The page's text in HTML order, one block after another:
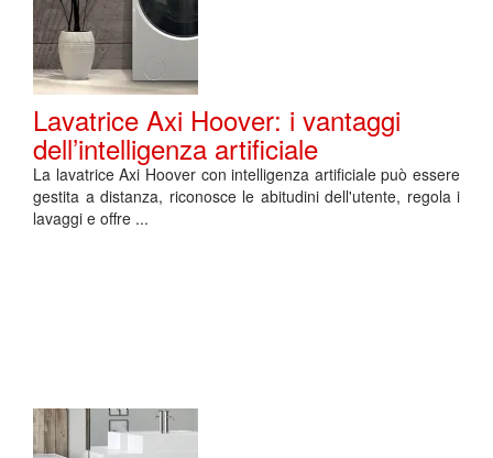
Lavatrice Axi Hoover: i vantaggi
dell’intelligenza artificiale
La lavatrice Axi Hoover con intelligenza artificiale può essere
gestita a distanza, riconosce le abitudini dell'utente, regola i
lavaggi e offre ...